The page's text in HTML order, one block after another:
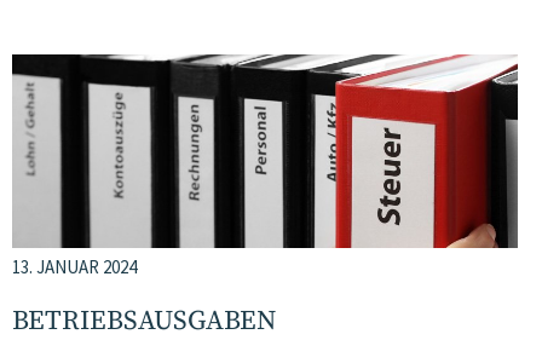
13. JANUAR 2024
BETRIEBSAUSGABEN